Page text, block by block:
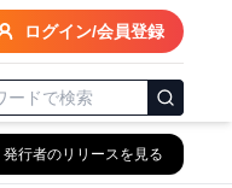
ログイン/会員登録
発行者のリリースを見る